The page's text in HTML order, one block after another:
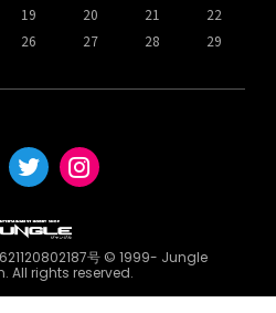
19 20 21
22
26 27 28
29
621120802187号 © 1999- Jungle
All rights reserved.